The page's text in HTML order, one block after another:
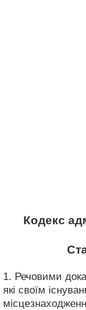
Кодекс
1. Речовими
які своїм